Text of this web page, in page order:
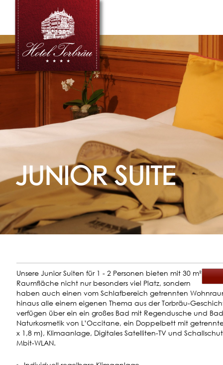
JUNIOR SUITE
Unsere Junior Suiten für 1 - 2 Personen bieten mit 30 m²
Raumfläche nicht nur besonders viel Platz, sondern
haben auch einen vom Schlafbereich getrennten
hinaus alle einem eigenen Thema aus der Torbräu-
verfügen über ein ein großes Bad mit Regendusche und
Naturkosmetik von L’Occitane, ein Doppelbett mit
x 1,8 m), Klimaanlage, Digitales Satelliten-TV und
Mbit-WLAN.